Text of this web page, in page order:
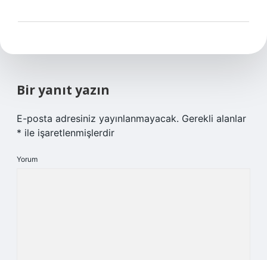
Bir yanıt yazın
E-posta adresiniz yayınlanmayacak. Gerekli alanlar
* ile işaretlenmişlerdir
Yorum